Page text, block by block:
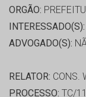
ORGÃO:
INTERESSADO(S):
ADVOGADO(S):
RELATOR: CONS.
PROCESSO: TC/